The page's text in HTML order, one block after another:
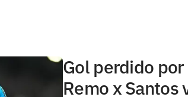
Gol perdido
Remo x Santos